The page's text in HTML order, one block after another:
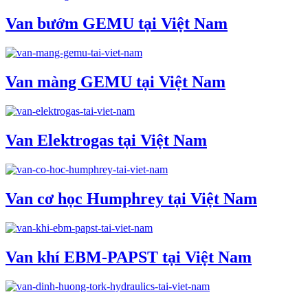
Van bướm GEMU tại Việt Nam
Van màng GEMU tại Việt Nam
Van Elektrogas tại Việt Nam
Van cơ học Humphrey tại Việt Nam
Van khí EBM-PAPST tại Việt Nam